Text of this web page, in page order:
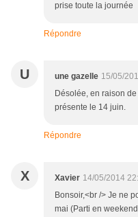
prise toute la journée
Répondre
U une gazelle 15/05/
Désolée, en raison
présente le 14 juin.
Répondre
X Xavier 14/05/2014
Bonsoir,<br /> Je ne
mai (Parti en